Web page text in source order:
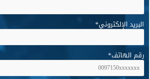
البريد الإلكتروني*
رقم الهاتف*